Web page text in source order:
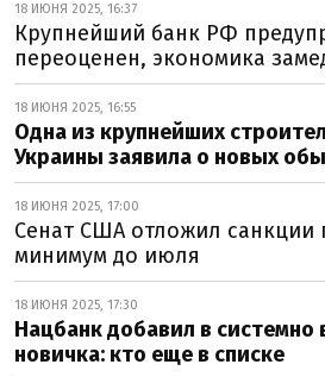
18 ИЮНЯ 2025, 16:37
Крупнейший банк РФ
переоценен, экономика
18 ИЮНЯ 2025, 16:55
Одна из крупнейших
Украины заявила о новых
18 ИЮНЯ 2025, 17:00
Сенат США отложил санкции
минимум до июля
18 ИЮНЯ 2025, 17:30
Нацбанк добавил в
новичка: кто еще в списке